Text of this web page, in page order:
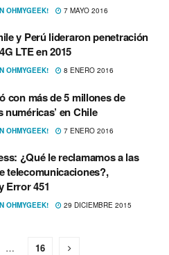
OHMYGEEK! 7 MAYO 2016
y Perú lideraron penetración
LTE en 2015
OHMYGEEK! 8 ENERO 2016
con más de 5 millones de
numéricas’ en Chile
OHMYGEEK! 7 ENERO 2016
¿Qué le reclamamos a las
telecomunicaciones?,
Error 451
OHMYGEEK! 29 DICIEMBRE 2015
… 16